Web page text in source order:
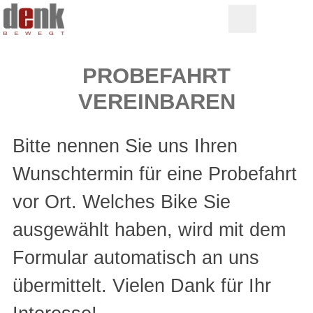
PROBEFAHRT
VEREINBAREN
Bitte nennen Sie uns Ihren
Wunschtermin für eine Probefahrt
vor Ort. Welches Bike Sie
ausgewählt haben, wird mit dem
Formular automatisch an uns
übermittelt. Vielen Dank für Ihr